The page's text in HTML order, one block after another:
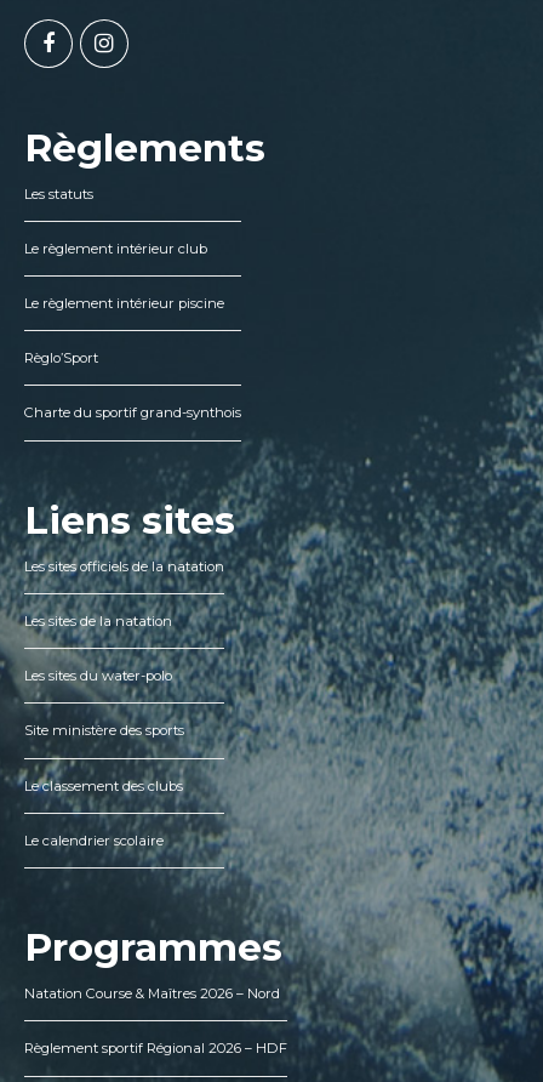
Règlements
Les statuts
Le règlement intérieur club
Le règlement intérieur piscine
Règlo’Sport
Charte du sportif grand-synthois
Liens sites
Les sites officiels de la natation
Les sites de la natation
Les sites du water-polo
Site ministère des sports
Le classement des clubs
Le calendrier scolaire
Programmes
Natation Course & Maîtres 2026 – Nord
Règlement sportif Régional 2026 – HDF